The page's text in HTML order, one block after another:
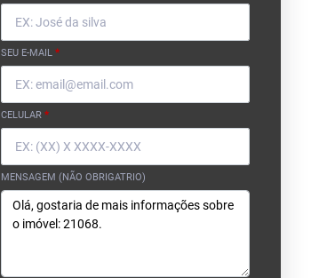
SEU E-MAIL *
CELULAR *
MENSAGEM (NÃO OBRIGATRIO)